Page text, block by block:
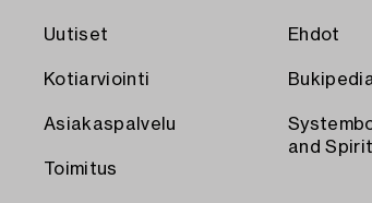
Uutiset
Kotiarviointi
Asiakaspalvelu
Toimitus
Ehdot
and